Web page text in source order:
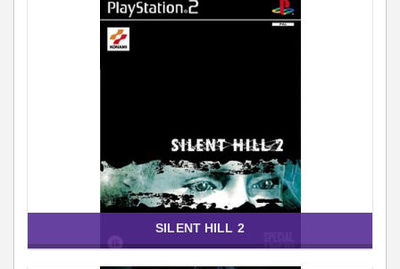
SILENT HILL 2